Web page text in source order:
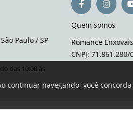
Paulo / SP
das 10:00 às
Quem somos
Romance
CNPJ: 71.861.280/
continuar navegando, você concorda